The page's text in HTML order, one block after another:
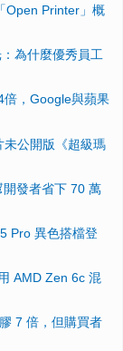
Open Printer」概
為什麼優秀員工
倍，Google與蘋果
公開版《超級瑪
發者省下 70 萬
Pro 異色搭檔登
AMD Zen 6c 混
7 倍，但購買者